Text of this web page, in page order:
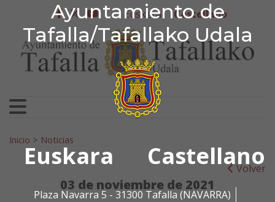
Ayuntamiento de
Tafalla/Tafallako Udala
Euskara Castellano
Plaza Navarra 5 - 31300 Tafalla (NAVARRA)
Ir al contenido
Ayuntamiento de
facebook
twitter
youtube
Euskera Castellano
Search for:
Inicio > Noticias
Volver
03 de noviembre de 2021